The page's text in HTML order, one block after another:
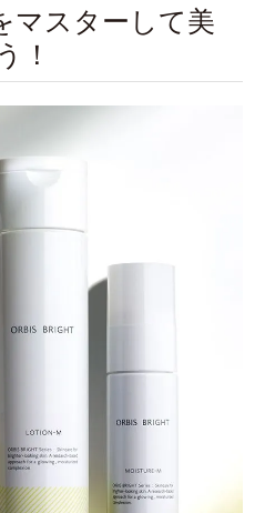
マスターして美
！